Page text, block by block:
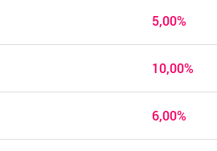
5,00%
10,00%
6,00%